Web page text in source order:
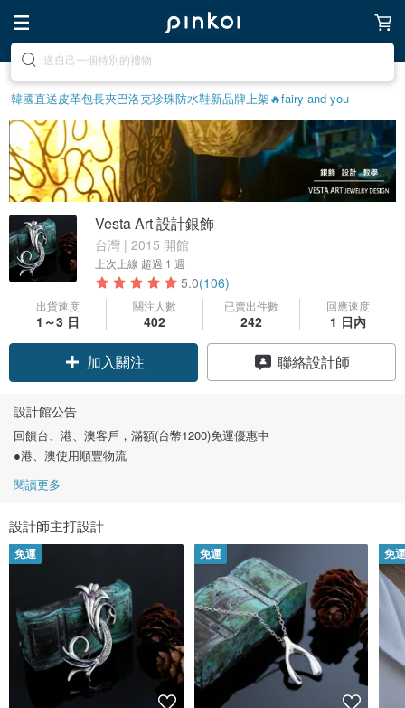
前往打造療癒的放鬆生活
韓國直送皮革包長夾巴洛克珍珠防水鞋新品牌上架🔥fairy and you
Vesta Art 設計銀飾
台灣 | 2015 開館
上次上線 超過 1 週
5.0(106)
出貨速度
1～3 日
關注人數
402
已賣出件數
242
回應速度
1 日內
加入關注 聯絡設計師
設計館公告
回饋台、港、澳客戶，滿額(台幣1200)免運優惠中
●港、澳使用順豐物流
閱讀更多
設計師主打設計
免運 免運 免